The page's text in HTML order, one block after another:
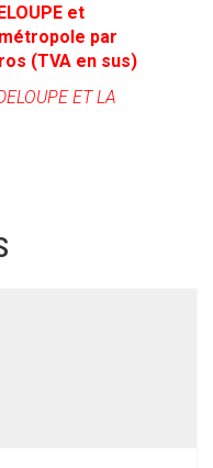
et
par
(TVA en sus)
ET LA